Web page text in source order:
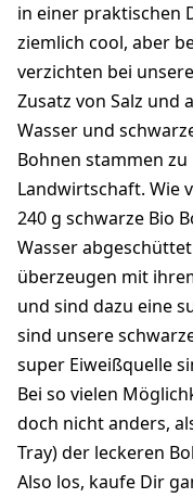
in einer praktischen
ziemlich cool, aber
verzichten bei
Zusatz von Salz und
Wasser und
Bohnen stammen
Landwirtschaft. Wie
240 g schwarze Bio
Wasser
überzeugen mit
und sind dazu eine
sind unsere
super Eiweißquelle
Bei so vielen
doch nicht anders,
Tray) der leckeren
Also los, kaufe Dir